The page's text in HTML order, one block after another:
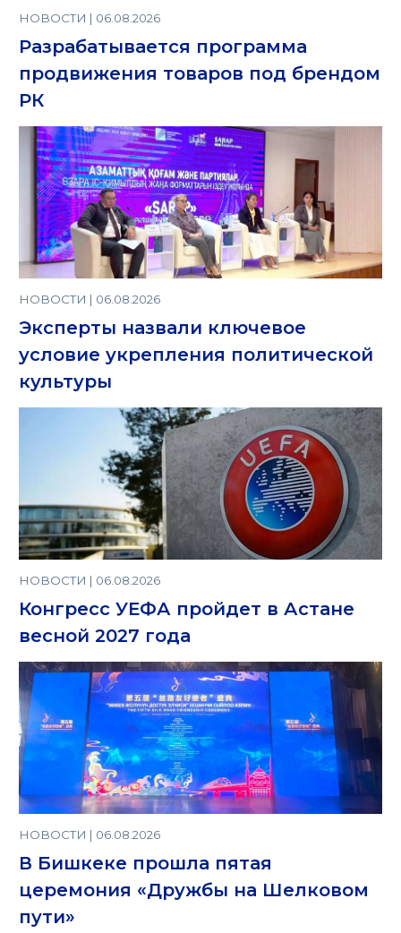
НОВОСТИ | 06.08.2026
Разрабатывается программа
продвижения товаров под брендом
РК
НОВОСТИ | 06.08.2026
Эксперты назвали ключевое
условие укрепления политической
культуры
НОВОСТИ | 06.08.2026
Конгресс УЕФА пройдет в Астане
весной 2027 года
НОВОСТИ | 06.08.2026
В Бишкеке прошла пятая
церемония «Дружбы на Шелковом
пути»